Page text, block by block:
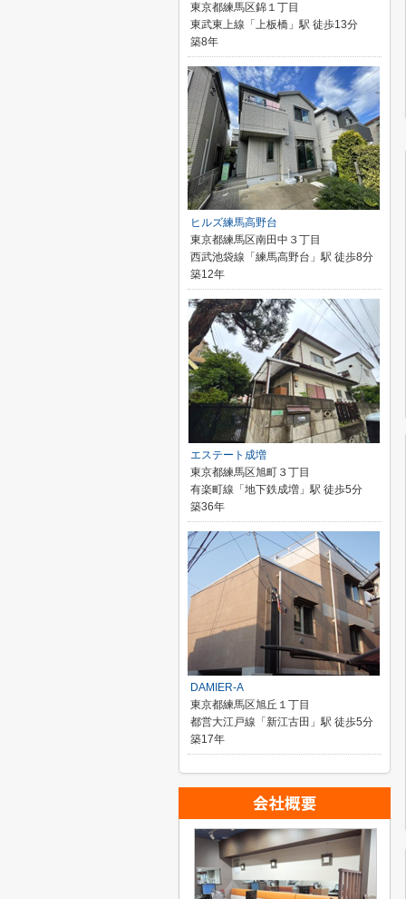
東京都練馬区錦１丁目
東武東上線「上板橋」駅 徒歩13分
築8年
ヒルズ練馬高野台
東京都練馬区南田中３丁目
西武池袋線「練馬高野台」駅 徒歩8分
築12年
エステート成増
東京都練馬区旭町３丁目
有楽町線「地下鉄成増」駅 徒歩5分
築36年
DAMIER-A
東京都練馬区旭丘１丁目
都営大江戸線「新江古田」駅 徒歩5分
築17年